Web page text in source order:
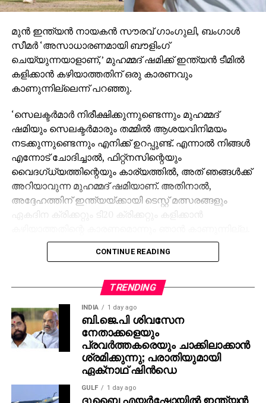
മുന്‍ ഇന്ത്യന്‍ നായകന്‍ സൗരവ് ഗാംഗുലി, ബംഗാള്‍
സീമര്‍ ‘അസാധാരണമായി ബൗളിംഗ്
ചെയ്യുന്നയാളാണ്,’ മുഹമ്മദ് ഷമിക്ക് ഇന്ത്യന്‍ ടീമില്‍
കളിക്കാന്‍ കഴിയാത്തതിന് ഒരു കാരണവും
കാണുന്നില്ലെന്ന് പറഞ്ഞു.
‘സെലക്ടര്‍മാര്‍ നിരീക്ഷിക്കുന്നുണ്ടെന്നും മുഹമ്മദ്
ഷമിയും സെലക്ടര്‍മാരും തമ്മില്‍ ആശയവിനിമയം
നടക്കുന്നുണ്ടെന്നും എനിക്ക് ഉറപ്പുണ്ട്. എന്നാല്‍ നിങ്ങള്‍
എന്നോട് ചോദിച്ചാല്‍, ഫിറ്റ്നസിന്റെയും
വൈദഗ്ധ്യത്തിന്റെയും കാര്യത്തില്‍, അത് ഞങ്ങള്‍ക്ക്
അറിയാവുന്ന മുഹമ്മദ് ഷമിയാണ്. അതിനാല്‍,
അദ്ദേഹത്തിന് ഇന്ത്യയ്ക്കായി ടെസ്റ്റ് മത്സരങ്ങളും
ഏകദിന ക്രിക്കറ്റും ടി20 ക്രിക്കറ്റും കളിക്കാന്‍
കാരണം ആ കഴിവ് വളരെ വലുതാണ്.
ഇന്ത്യക്കായി കളിച്ചിട്ടില്ല, ഈ വെള്ളിയാഴ്ച ഈഡന്‍
ഗാര്‍ഡന്‍സിലെ ആദ്യ ടെസ്റ്റോടെ
ആരംഭിക്കാനിരിക്കുന്ന ദക്ഷിണാഫ്രിക്കന്‍ പരമ്പരയില്‍
സീമറെ തിരഞ്ഞെടുത്തില്ല. വെസ്റ്റ്
ഇന്‍ഡീസിനെതിരായ ടെസ്റ്റ് പരമ്പരയിലും ഷമിയെ
അവഗണിച്ചിരുന്നു, അതിനുശേഷം താന്‍ കളിക്കാന്‍
യോഗ്യനാണെന്ന് 35-കാരന്‍ പ്രസ്താവിച്ചിരുന്നു.
2023ല്‍ ഓസ്ട്രേലിയയ്ക്കെതിരെ നടന്ന ലോക ടെസ്റ്റ്
ചാമ്പ്യന്‍ഷിപ്പ് ഫൈനലിലാണ് ഷമി അവസാനമായി
CONTINUE READING
TRENDING
INDIA 1 day ago
ബി.ജെ.പി ശിവസേന
നേതാക്കളെയും
പ്രവര്‍ത്തകരെയും ചാക്കിലാക്കാന്‍
ശ്രമിക്കുന്നു; പരാതിയുമായി
ഏക്‌നാഥ് ഷിന്‍ഡെ
GULF 1 day ago
ദുബൈ എയര്‍ഷോയില്‍ ഇന്ത്യന്‍